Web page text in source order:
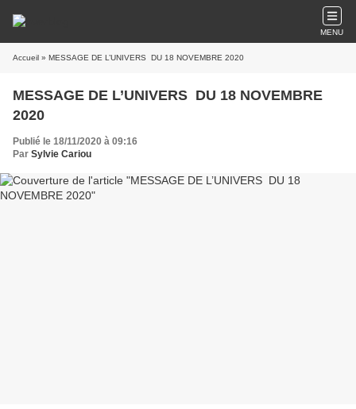
MENU
Accueil » MESSAGE DE L’UNIVERS DU 18 NOVEMBRE 2020
MESSAGE DE L’UNIVERS DU 18 NOVEMBRE
2020
Publié le 18/11/2020 à 09:16
Par Sylvie Cariou